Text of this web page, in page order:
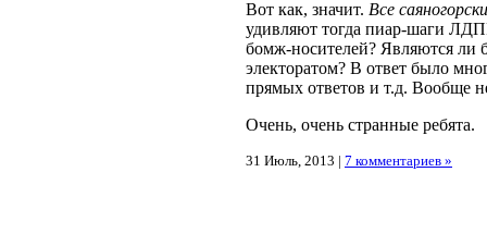
Вот как, значит. Все
удивляют тогда пиар-шаги
бомж-носителей? Являются ли
электоратом? В ответ было
прямых ответов и т.д. Вообще
Очень, очень странные ребята.
31 Июль, 2013 | 7 комментариев »